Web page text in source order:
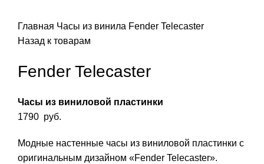
Главная Часы из винила Fender Telecaster
Назад к товарам
Fender Telecaster
Часы из виниловой пластинки
1790 руб.
Модные настенные часы из виниловой пластинки с
оригинальным дизайном «Fender Telecaster».